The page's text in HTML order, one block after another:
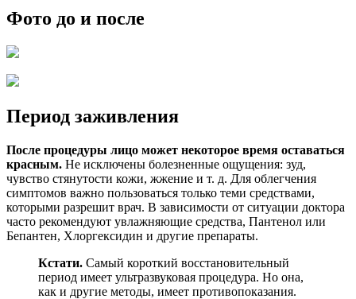
Фото до и после
Период заживления
После процедуры лицо может некоторое время оставаться
красным. Не исключены болезненные ощущения: зуд,
чувство стянутости кожи, жжение и т. д. Для облегчения
симптомов важно пользоваться только теми средствами,
которыми разрешит врач. В зависимости от ситуации доктора
часто рекомендуют увлажняющие средства, Пантенол или
Бепантен, Хлоргексидин и другие препараты.
Кстати. Самый короткий восстановительный
период имеет ультразвуковая процедура. Но она,
как и другие методы, имеет противопоказания.